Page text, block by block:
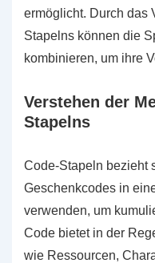
ermöglicht. Durch das
Stapelns können die
kombinieren, um ihre
Verstehen der
Stapelns
Code-Stapeln bezieht
Geschenkcodes in
verwenden, um
Code bietet in der
wie Ressourcen,